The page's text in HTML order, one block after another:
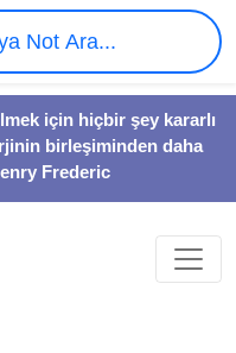
için hiçbir şey kararlı
birleşiminden daha
Frederic
Not Ara...